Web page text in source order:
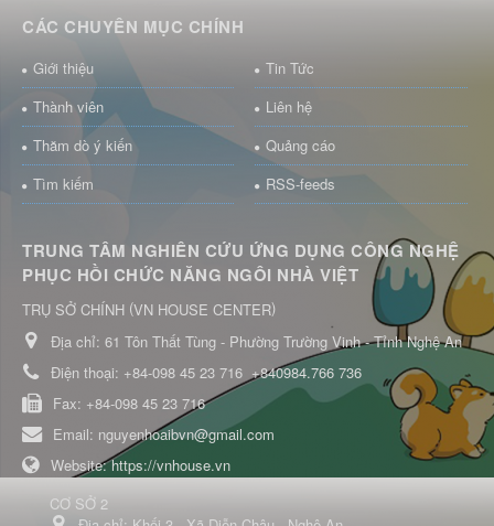
CÁC CHUYÊN MỤC CHÍNH
Giới thiệu
Tin Tức
Thành viên
Liên hệ
Thăm dò ý kiến
Quảng cáo
Tìm kiếm
RSS-feeds
TRUNG TÂM NGHIÊN CỨU ỨNG DỤNG CÔNG NGHỆ
PHỤC HỒI CHỨC NĂNG NGÔI NHÀ VIỆT
TRỤ SỞ CHÍNH (VN HOUSE CENTER)
Địa chỉ: 61 Tôn Thất Tùng - Phường Trường Vinh - Tỉnh Nghệ An
Điện thoại: +84-098 45 23 716 +840984.766 736
Fax: +84-098 45 23 716
Email: nguyenhoaibvn@gmail.com
Website:https://vnhouse.vn
CƠ SỞ 2